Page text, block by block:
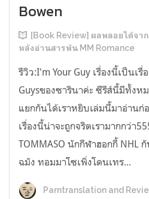
Bowen
[Book Review] ผลพลอยได้จา
หลังอ่านสารพัน MM Romance
รีวิว:I'm Your Guy เรื่องนี้เป็นเ
Guysของซารินาค่ะ ซีรีส์นี้มีทั้งห
แยกกันได้เราหยิบเล่มนี้มาอ่านก่
เรื่องนี้น่าจะถูกจริตเรามากกว่า
TOMMASO นักกีฬาฮอกกี้ NHL
ฉมัง ทอมมาโซเพิ่งโดนเทร...
Parntranslation and